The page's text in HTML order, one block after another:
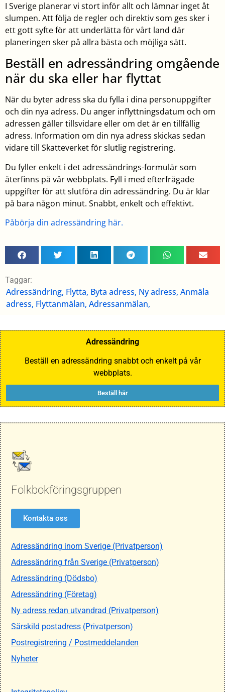
I Sverige planerar vi stort inför allt och lämnar inget åt
slumpen. Att följa de regler och direktiv som ges sker i
ett gott syfte för att underlätta för vårt land där
planeringen sker på allra bästa och möjliga sätt.
Beställ en adressändring omgående
när du ska eller har flyttat
När du byter adress ska du fylla i dina personuppgifter
och din nya adress. Du anger inflyttningsdatum och om
adressen gäller tillsvidare eller om det är en tillfällig
adress. Information om din nya adress skickas sedan
vidare till Skatteverket för slutlig registrering.
Du fyller enkelt i det adressändrings-formulär som
återfinns på vår webbplats. Fyll i med efterfrågade
uppgifter för att slutföra din adressändring. Du är klar
på bara någon minut. Snabbt, enkelt och effektivt.
Påbörja din adressändring här.
Taggar:
Adressändring, Flytta, Byta adress, Ny adress, Anmäla
adress, Flyttanmälan, Adressanmälan,
Adressändring
Beställ en adressändring snabbt och enkelt på vår
webbplats.
Beställ här
Folkbokföringsgruppen
Kontakta oss
Adressändring inom Sverige (Privatperson)
Adressändring från Sverige (Privatperson)
Adressändring (Dödsbo)
Adressändring (Företag)
Ny adress redan utvandrad (Privatperson)
Särskild postadress (Privatperson)
Postregistrering / Postmeddelanden
Nyheter